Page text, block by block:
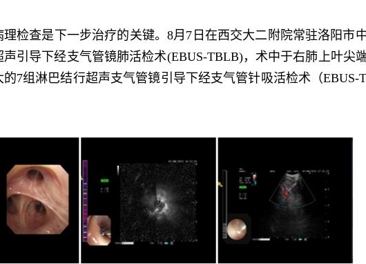
检查是下一步治疗的关键。8月7日在西交大二附院常驻洛阳市
引导下经支气管镜肺活检术(EBUS-TBLB)，术中于右肺上叶尖
7组淋巴结行超声支气管镜引导下经支气管针吸活检术（